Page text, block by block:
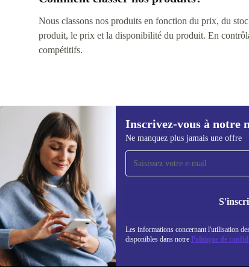
Nous classons nos produits en fonction du prix, du
produit, le prix et la disponibilité du produit. En
compétitifs.
Inscrivez-vous à notre
Ne manquez plus jamais une offre
Les informations concernant l'utilisation
disponibles dans notre Politique de
Recevoir offres et infos de
refurbed par mail
Ne manquez plus aucune offre.
REFURBED FRANCE - RETHINK NEW.